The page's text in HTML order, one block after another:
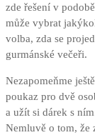
zde řešení v
může vybrat
volba, zda se
gurmánské večeři.
Nezapomeňme
poukaz pro dvě
a užít si dárek s
Nemluvě o tom, že